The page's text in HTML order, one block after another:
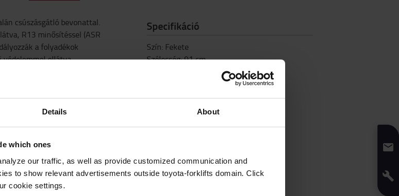
Details About
which ones
our traffic, as well as provide customized communication and
to show relevant advertisements outside toyota-forklifts domain. Click
cookie settings.
csúszásgátló bevonattal.
R13 minősítéssel (ASR
a folyadékok
védelemmel ellátva.
Specifikáció
Szín: Fekete
Szélesség:91cm